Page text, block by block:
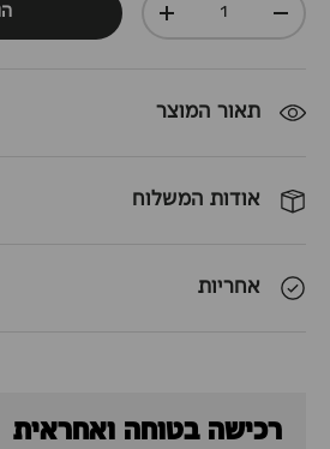
-
+
תאור המוצר
אודות המשלוח
אחריות
רכישה בטוחה ואחראית